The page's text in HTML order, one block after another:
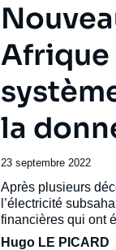
Afrique
la
Date
de
publication
23 septembre 2022
Accroche
Après plusieurs
l’électricité
financières qui ont
Hugo LE PICARD